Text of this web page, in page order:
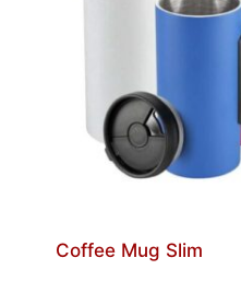
Coffee Mug Slim